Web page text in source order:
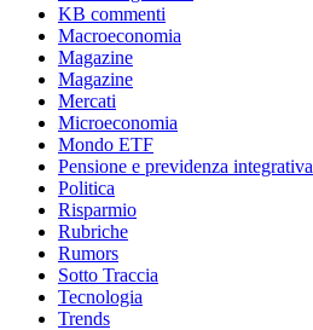
KB commenti
Macroeconomia
Magazine
Magazine
Mercati
Microeconomia
Mondo ETF
Pensione e previdenza integrativa
Politica
Risparmio
Rubriche
Rumors
Sotto Traccia
Tecnologia
Trends